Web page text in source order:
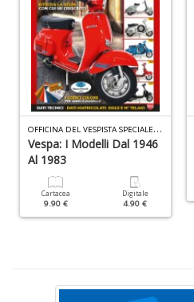
O
FFICINA DEL VESPISTA SPECIALE N.6
Vespa: I Modelli Dal 1946
Al 1983
Cartacea
9.90 €
Digitale
4.90 €